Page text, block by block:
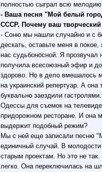
полностью сыграл всю
- Ваша песня "Мой белый
СССР. Почему ваш
- Соню мы нашли случайно и с
дескать, оставьте меня в
нас судьбоносной. Я прозвучал
получила всесоюзный эфир и
здорово. Но в дело вмешалось
на украинский репертуар. А она
буквально заездили
Одессы для съемок на
придорожном ресторане. И она
выдержит подобный режим?
Мы с ней еще записали песню
единичный случай. В
старым проектам. Но это не
легко. Она переключилась на